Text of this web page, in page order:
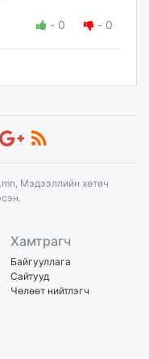
- 0 - 0
Мэдээллийн хөтөч
Хамтрагч
Байгууллага
Сайтууд
Чөлөөт нийтлэгч